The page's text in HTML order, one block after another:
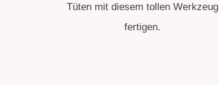
Tüten mit diesem tollen Werkzeug
fertigen.